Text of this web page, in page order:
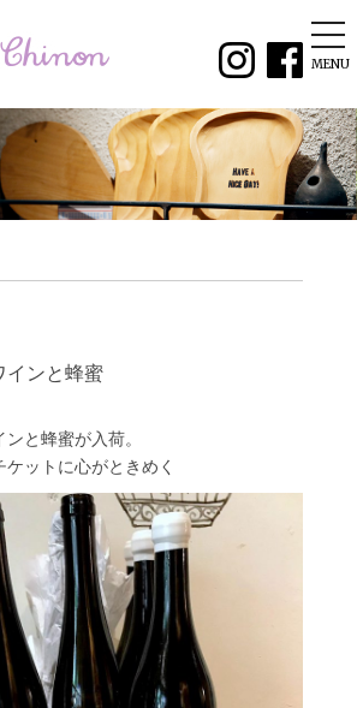
MENU
インと蜂蜜
と蜂蜜が入荷。
ットに心がときめく